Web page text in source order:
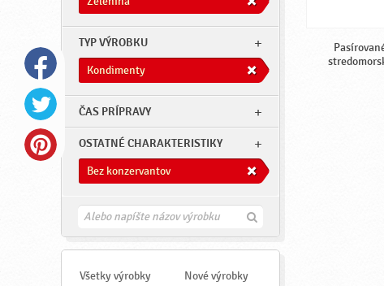
TYP VÝROBKU
Kondimenty
ČAS PRÍPRAVY
OSTATNÉ CHARAKTERISTIKY
Bez konzervantov
H
a
Všetky výrobky Nové výrobky